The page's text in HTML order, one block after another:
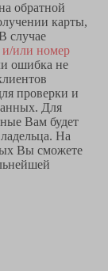
обратной
карты,
случае
или номер
ошибка не
проверки и
Для
Вам будет
На
Вы сможете